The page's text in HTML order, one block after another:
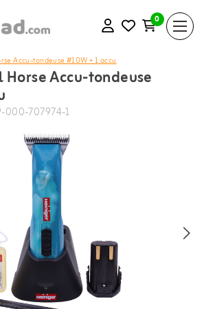
0
Accu-tondeuse #10W + 1 accu
Accu-tondeuse
000-707974-1